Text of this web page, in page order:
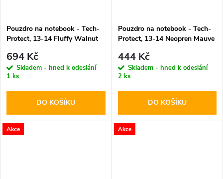
Pouzdro na notebook - Tech-
Protect, 13-14 Fluffy Walnut
694 Kč
Skladem - hned k odeslání
1 ks
DO KOŠÍKU
Pouzdro na notebook - Tech-
Protect, 13-14 Neopren Mauve
444 Kč
Skladem - hned k odeslání
2 ks
DO KOŠÍKU
Akce Akce